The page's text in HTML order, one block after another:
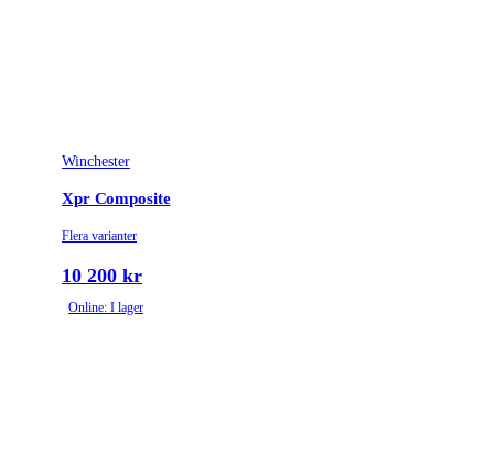
Winchester
Xpr Composite
Flera varianter
10 200 kr
Online: I lager